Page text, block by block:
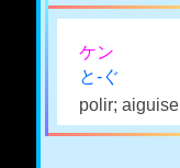
ケン
と-ぐ
polir;